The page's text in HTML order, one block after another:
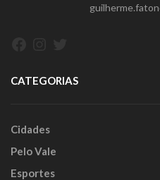
CATEGORIAS
Cidades
Pelo Vale
Esportes